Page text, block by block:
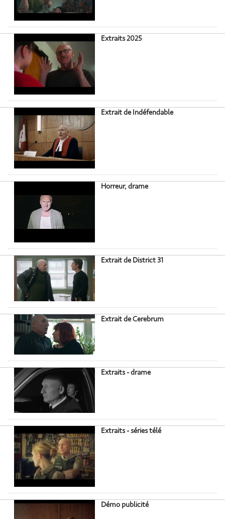
Extraits 2025
Extrait de Indéfendable
Horreur, drame
Extrait de District 31
Extrait de Cerebrum
Extraits - drame
Extraits - séries télé
Démo publicité